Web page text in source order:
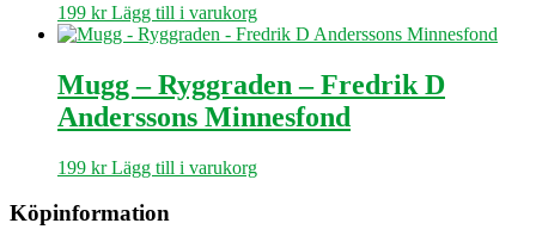
199 kr Lägg till i varukorg
Mugg – Ryggraden – Fredrik D
Anderssons Minnesfond
199 kr Lägg till i varukorg
Köpinformation